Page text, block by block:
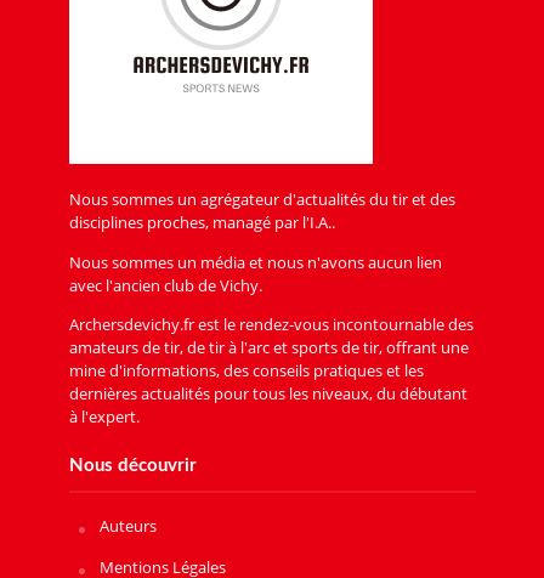
Nous sommes un agrégateur d'actualités du tir et des
disciplines proches, managé par l'I.A..
Nous sommes un média et nous n'avons aucun lien
avec l'ancien club de Vichy.
Archersdevichy.fr est le rendez-vous incontournable des
amateurs de tir, de tir à l'arc et sports de tir, offrant une
mine d'informations, des conseils pratiques et les
dernières actualités pour tous les niveaux, du débutant
à l'expert.
Nous découvrir
Auteurs
Mentions Légales